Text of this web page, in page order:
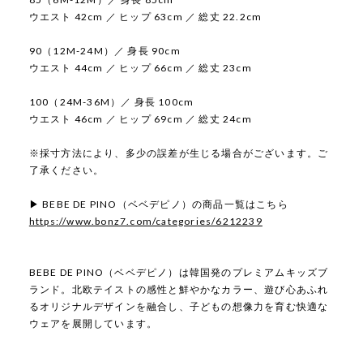
ウエスト 42cm ／ ヒップ 63cm ／ 総丈 22.2cm
90（12M-24M）／ 身長 90cm
ウエスト 44cm ／ ヒップ 66cm ／ 総丈 23cm
100（24M-36M）／ 身長 100cm
ウエスト 46cm ／ ヒップ 69cm ／ 総丈 24cm
※採寸方法により、多少の誤差が生じる場合がございます。ご
了承ください。
▶ BEBE DE PINO（ベベデピノ）の商品一覧はこちら
https://www.bonz7.com/categories/6212239
BEBE DE PINO（ベベデピノ）は韓国発のプレミアムキッズブ
ランド。北欧テイストの感性と鮮やかなカラー、遊び心あふれ
るオリジナルデザインを融合し、子どもの想像力を育む快適な
ウェアを展開しています。